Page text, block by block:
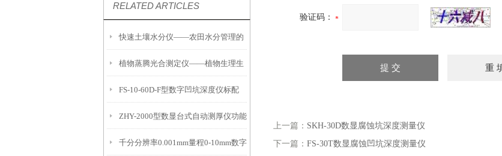
RELATED ARTICLES
快速土壤水分仪——农田水分管理的
便携式检测工具
植物蒸腾光合测定仪——植物生理生
态的实时监测设备
FS-10-60D-F型数字凹坑深度仪标配
IP54级表头分辨率0.01mm量程
10mm！
ZHY-2000型数显台式自动测厚仪功能
特点
千分分辨率0.001mm量程0-10mm数字
验证码：
上一篇： SKH-30D数显腐蚀坑深度测量仪
下一篇： FS-30T数显腐蚀凹坑深度测量仪